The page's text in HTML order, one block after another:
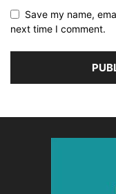
Save my name,
next time I comment.